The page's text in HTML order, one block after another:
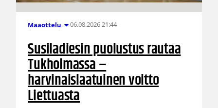
Maaottelu 06.08.2026 21:44
Susiladiesin puolustus rautaa
Tukholmassa –
harvinaislaatuinen voitto
Liettuasta